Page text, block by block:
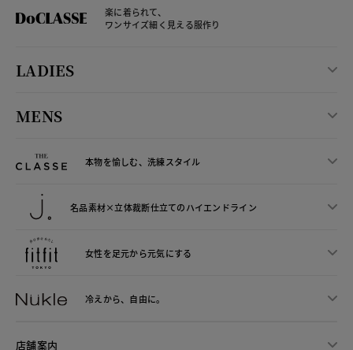
楽に着られて、
ワンサイズ細く見える服作り
LADIES
MENS
本物を愉しむ、洗練スタイル
名品素材×立体裁断仕立てのハイエンドライン
女性を足元から元気にする
冷えから、 自由に。
店舗案内